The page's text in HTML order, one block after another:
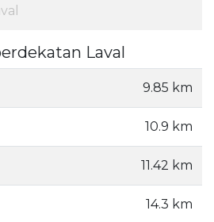
Laval
9.85 km
10.9 km
11.42 km
14.3 km